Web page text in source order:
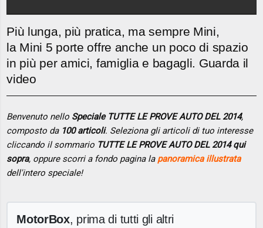
Più lunga, più pratica, ma sempre Mini,
la Mini 5 porte offre anche un poco di spazio
in più per amici, famiglia e bagagli. Guarda il
video
Benvenuto nello Speciale TUTTE LE PROVE AUTO DEL 2014,
composto da 100 articoli. Seleziona gli articoli di tuo interesse
cliccando il sommario TUTTE LE PROVE AUTO DEL 2014 qui
sopra, oppure scorri a fondo pagina la panoramica illustrata
dell'intero speciale!
MotorBox, prima di tutti gli altri